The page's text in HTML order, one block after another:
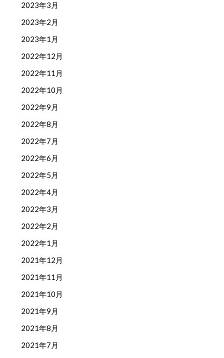
2023年3月
2023年2月
2023年1月
2022年12月
2022年11月
2022年10月
2022年9月
2022年8月
2022年7月
2022年6月
2022年5月
2022年4月
2022年3月
2022年2月
2022年1月
2021年12月
2021年11月
2021年10月
2021年9月
2021年8月
2021年7月